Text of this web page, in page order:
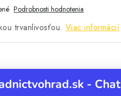
Podrobnosti hodnotenia
trvanlivosťou. Viac informácií
- Chat